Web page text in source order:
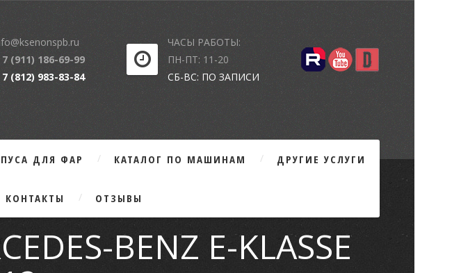
7 (911) 186-69-99
7 (812) 983-83-84
ЧАСЫ РАБОТЫ:
ПН-ПТ: 11-20
СБ-ВС: ПО ЗАПИСИ
ДЛЯ ФАР КАТАЛОГ ПО МАШИНАМ ДРУГИЕ УСЛУГИ
КОНТАКТЫ ОТЗЫВЫ
BENZ E-KLASSE